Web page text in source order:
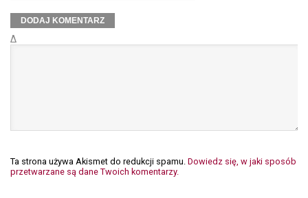
Δ
Ta strona używa Akismet do redukcji spamu. Dowiedz się, w jaki sposób
przetwarzane są dane Twoich komentarzy.